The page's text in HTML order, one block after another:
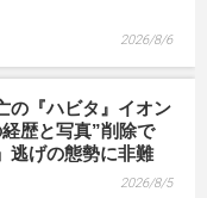
2026/8/6
の『ハビタ』イオン
歴と写真”削除で
逃げの態勢に非難
2026/8/5